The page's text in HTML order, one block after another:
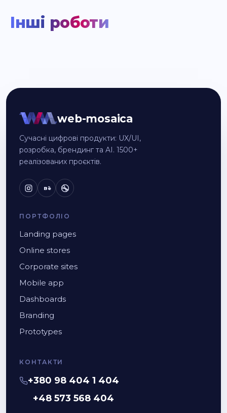
Інші роботи
web-mosaica
Сучасні цифрові продукти: UX/UI,
розробка, брендинг та AI. 1500+
реалізованих проєктів.
Bē
ПОРТФОЛІО
Landing pages
Online stores
Corporate sites
Mobile app
Dashboards
Branding
Prototypes
КОНТАКТИ
+380 98 404 1 404
+48 573 568 404